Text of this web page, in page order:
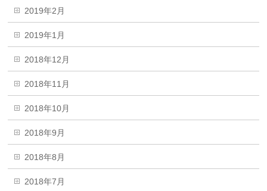
2019年2月
2019年1月
2018年12月
2018年11月
2018年10月
2018年9月
2018年8月
2018年7月